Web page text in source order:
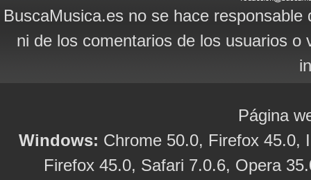
BuscaMusica.es no se hace
ni de los comentarios de los usuarios
Página
Windows: Chrome 50.0, Firefox 45.0,
Firefox 45.0, Safari 7.0.6, Opera